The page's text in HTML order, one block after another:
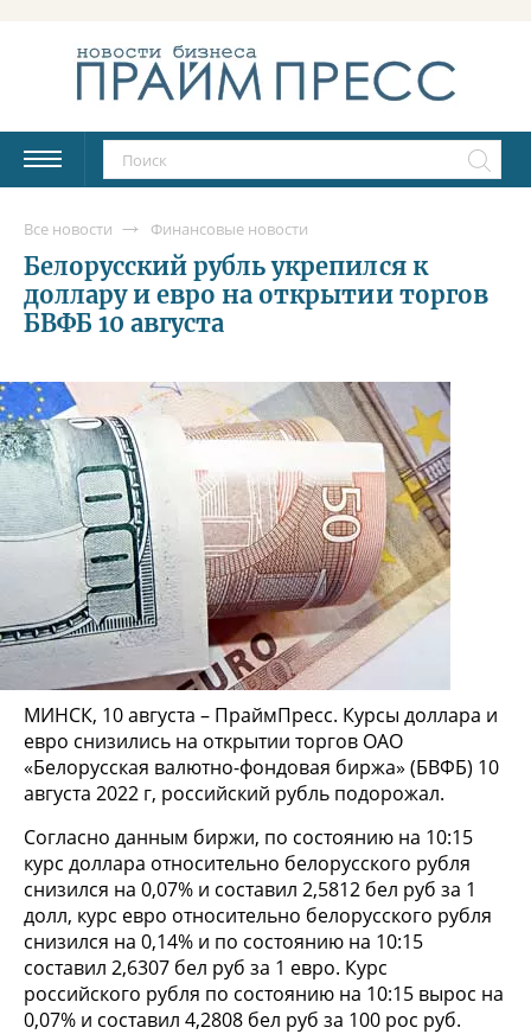
Все новости Финансовые новости
Белорусский рубль укрепился к
доллару и евро на открытии торгов
БВФБ 10 августа
МИНСК, 10 августа – ПраймПресс. Курсы доллара и
евро снизились на открытии торгов ОАО
«Белорусская валютно-фондовая биржа» (БВФБ) 10
августа 2022 г, российский рубль подорожал.
Согласно данным биржи, по состоянию на 10:15
курс доллара относительно белорусского рубля
снизился на 0,07% и составил 2,5812 бел руб за 1
долл, курс евро относительно белорусского рубля
снизился на 0,14% и по состоянию на 10:15
составил 2,6307 бел руб за 1 евро. Курс
российского рубля по состоянию на 10:15 вырос на
0,07% и составил 4,2808 бел руб за 100 рос руб.